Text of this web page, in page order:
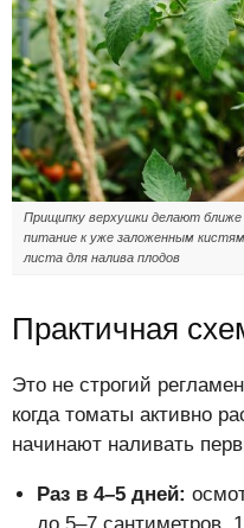
Прищипку верхушки делают ближе
питание к уже заложенным
листа для налива плодов
Практичная
Это не строгий
когда томаты активно
начинают наливать
Раз в 4–5 дней:
до 5–7 сантиметров,